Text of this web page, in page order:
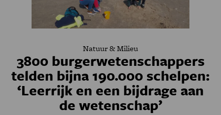
Natuur & Milieu
3800 burgerwetenschappers
telden bijna 190.000 schelpen:
‘Leerrijk en een bijdrage aan
de wetenschap’